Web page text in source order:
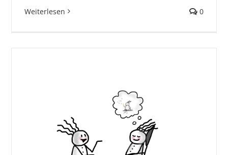
Weiterlesen 0